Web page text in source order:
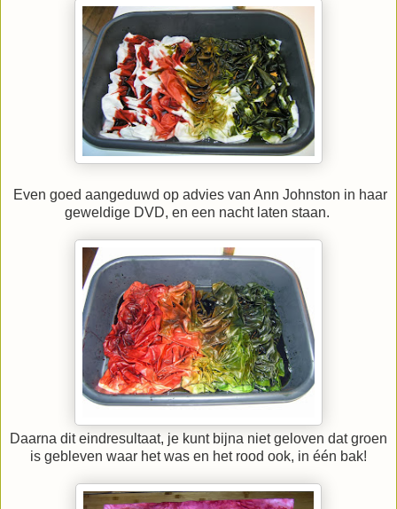
Even goed aangeduwd op advies van Ann Johnston in haar
geweldige DVD, en een nacht laten staan.
Daarna dit eindresultaat, je kunt bijna niet geloven dat groen
is gebleven waar het was en het rood ook, in één bak!